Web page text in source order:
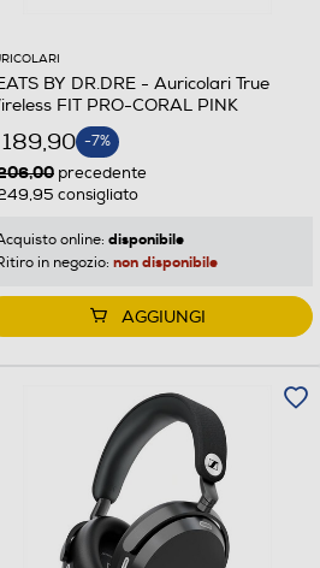
DR.DRE
BY DR.DRE - Auricolari True
FIT PRO-CORAL PINK
-7%
precedente
consigliato
online: disponibile
in negozio: non disponibile
AGGIUNGI